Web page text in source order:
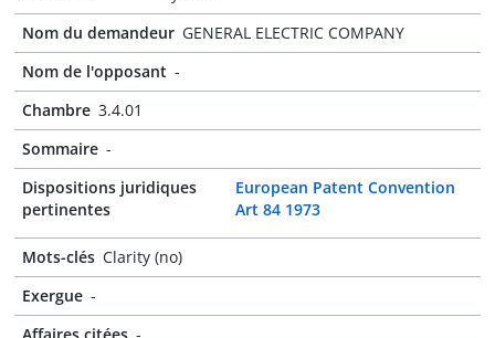
Nom du demandeur GENERAL ELECTRIC COMPANY
Nom de l'opposant -
Chambre 3.4.01
Sommaire -
Dispositions juridiques
pertinentes
European Patent Convention
Art 84 1973
Mots-clés Clarity (no)
Exergue -